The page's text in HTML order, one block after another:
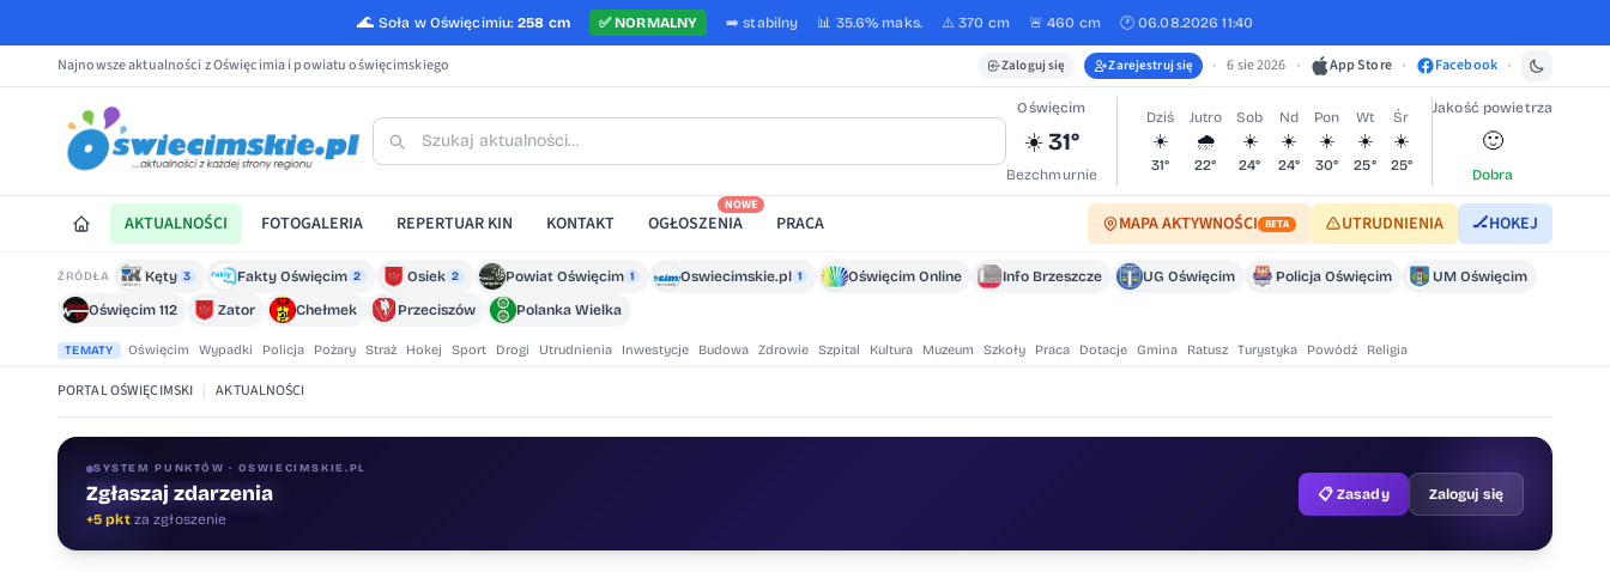
🌊 Soła w Oświęcimiu: 258 cm ✅NORMALNY ➡️stabilny 📊 35.6% maks. ⚠️ 370 cm 🚨 460 cm 🕐 06.08.2026 11:40
Najnowsze aktualności z Oświęcimia i powiatu oświęcimskiego Zaloguj się Zarejestruj się • 6 sie 2026 • App Store • Facebook •
Oświęcim
☀️31°
Bezchmurnie
Dziś
☀️
31°
Jutro
🌧️
22°
Sob
☀️
24°
Nd
☀️
24°
Pon
☀️
30°
Wt
☀️
25°
Śr
☀️
25°
Jakość powietrza
🙂
Dobra
AKTUALNOŚCI FOTOGALERIA REPERTUAR KIN KONTAKT OGŁOSZENIA
NOWE
PRACA MAPA AKTYWNOŚCI BETA UTRUDNIENIA 🏒HOKEJ
ŹRÓDŁA Kęty 3 Fakty Oświęcim 2 Osiek 2 Powiat Oświęcim 1 Oswiecimskie.pl 1 Oświęcim Online Info Brzeszcze UG Oświęcim Policja Oświęcim
UM Oświęcim
Oświęcim 112
Zator Chełmek Przeciszów Polanka Wielka
TEMATY Oświęcim Wypadki Policja Pożary Straż Hokej Sport Drogi Utrudnienia Inwestycje Budowa Zdrowie Szpital Kultura Muzeum Szkoły Praca Dotacje Gmina Ratusz Turystyka Powódź Religia
PORTAL OŚWIĘCIMSKI | AKTUALNOŚCI
SYSTEM PUNKTÓW · OSWIECIMSKIE.PL
Zgłaszaj zdarzenia
+5 pkt za zgłoszenie
Oceniaj treści
+1 pktza ocenę
📋 Zasady Zaloguj się